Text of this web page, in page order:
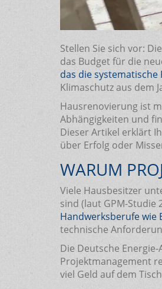
Stellen Sie sich vor:
das Budget für die
das die
Klimaschutz aus dem
Hausrenovierung ist
Abhängigkeiten und
Dieser Artikel erklärt
über Erfolg oder
WARUM
Viele Hausbesitzer
sind (laut GPM-
Handwerksberufe wie
technische
Die Deutsche
Projektmanagement
viel Geld auf dem